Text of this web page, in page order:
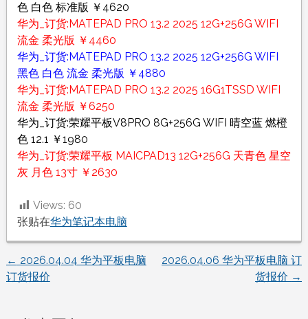
色 白色 标准版 ￥4620
华为_订货:MATEPAD PRO 13.2 2025 12G+256G WIFI
流金 柔光版 ￥4460
华为_订货:MATEPAD PRO 13.2 2025 12G+256G WIFI
黑色 白色 流金 柔光版 ￥4880
华为_订货:MATEPAD PRO 13.2 2025 16G1TSSD WIFI
流金 柔光版 ￥6250
华为_订货:荣耀平板V8PRO 8G+256G WIFI 晴空蓝 燃橙
色 12.1 ￥1980
华为_订货:荣耀平板 MAICPAD13 12G+256G 天青色 星空
灰 月色 13寸 ￥2630
Views: 60
张贴在华为笔记本电脑
文
← 2026.04.04 华为平板电脑
订货报价
2026.04.06 华为平板电脑 订
货报价 →